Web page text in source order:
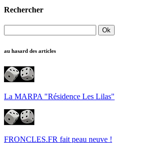
Rechercher
au hasard des articles
La MARPA "Résidence Les Lilas"
FRONCLES.FR fait peau neuve !